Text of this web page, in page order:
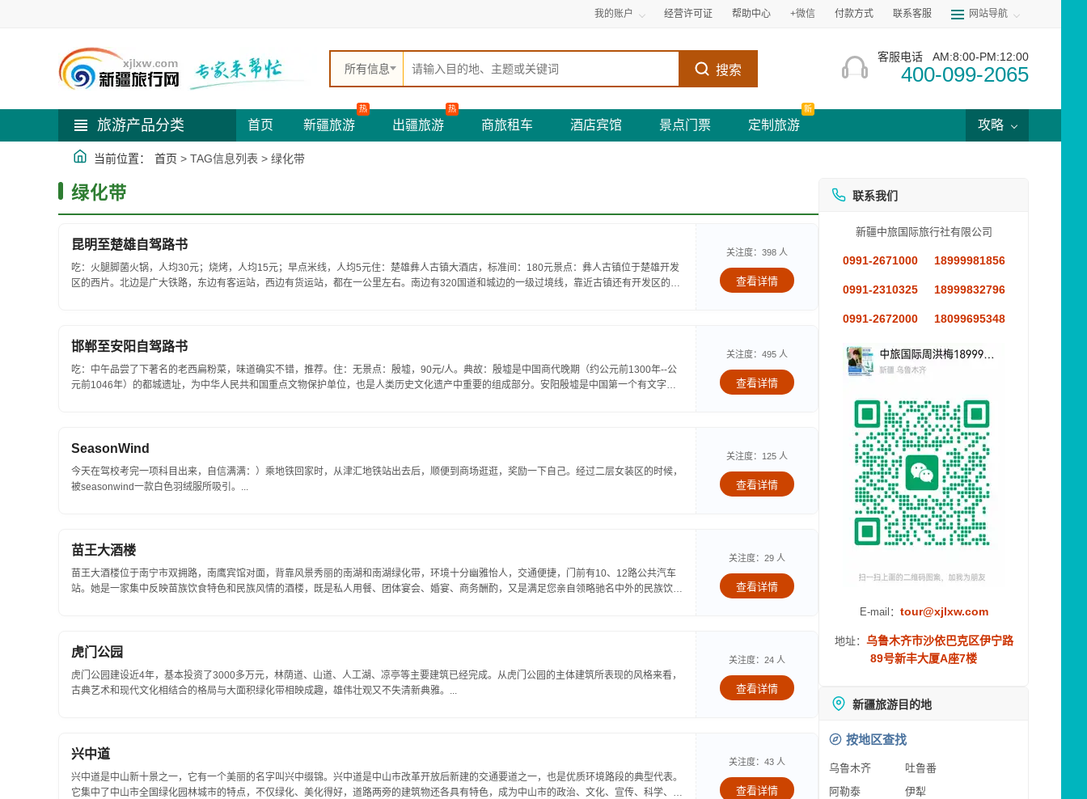
我的账户 经营许可证 帮助中心 +微信 付款方式 联系客服 网站导航
所有信息 搜索
客服电话 AM:8:00-PM:12:00
400-099-2065
旅游产品分类 首页 新疆旅游
热
出疆旅游
热
商旅租车 酒店宾馆 景点门票 定制旅游
新
攻略
当前位置： 首页 > TAG信息列表 > 绿化带
绿化带
昆明至楚雄自驾路书
吃：火腿脚菌火锅，人均30元；烧烤，人均15元；早点米线，人均5元住：楚雄彝人古镇大酒店，标准间：180元景点：彝人古镇位于楚雄开发
区的西片。北边是广大铁路，东边有客运站，西边有货运站，都在一公里左右。南边有320国道和城边的一级过境线，靠近古镇还有开发区的大
关注度：398 人
查看详情
邯郸至安阳自驾路书
吃：中午品尝了下著名的老西扁粉菜，味道确实不错，推荐。住：无景点：殷墟，90元/人。典故：殷墟是中国商代晚期（约公元前1300年--公
元前1046年）的都城遗址，为中华人民共和国重点文物保护单位，也是人类历史文化遗产中重要的组成部分。安阳殷墟是中国第一个有文字记
关注度：495 人
查看详情
SeasonWind
今天在驾校考完一项科目出来，自信满满：）乘地铁回家时，从津汇地铁站出去后，顺便到商场逛逛，奖励一下自己。经过二层女装区的时候，
被seasonwind一款白色羽绒服所吸引。...
关注度：125 人
查看详情
苗王大酒楼
苗王大酒楼位于南宁市双拥路，南鹰宾馆对面，背靠风景秀丽的南湖和南湖绿化带，环境十分幽雅怡人，交通便捷，门前有10、12路公共汽车
站。她是一家集中反映苗族饮食特色和民族风情的酒楼，既是私人用餐、团体宴会、婚宴、商务酬酌，又是满足您亲自领略驰名中外的民族饮食
关注度：29 人
查看详情
虎门公园
虎门公园建设近4年，基本投资了3000多万元，林荫道、山道、人工湖、凉亭等主要建筑已经完成。从虎门公园的主体建筑所表现的风格来看，
古典艺术和现代文化相结合的格局与大面积绿化带相映成趣，雄伟壮观又不失清新典雅。...
关注度：24 人
查看详情
兴中道
兴中道是中山新十景之一，它有一个美丽的名字叫兴中缀锦。兴中道是中山市改革开放后新建的交通要道之一，也是优质环境路段的典型代表。
它集中了中山市全国绿化园林城市的特点，不仅绿化、美化得好，道路两旁的建筑物还各具有特色，成为中山市的政治、文化、宣传、科学、体
关注度：43 人
查看详情
联系我们
新疆中旅国际旅行社有限公司
0991-2671000 18999981856
0991-2310325 18999832796
0991-2672000 18099695348
E-mail： tour@xjlxw.com
地址： 乌鲁木齐市沙依巴克区伊宁路
89号新丰大厦A座7楼
新疆旅游目的地
按地区查找
乌鲁木齐
吐鲁番
阿勒泰
伊犁